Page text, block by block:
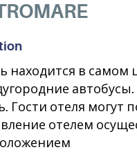
находится в
Гости отеля
отелем